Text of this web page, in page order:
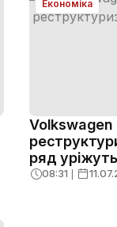
Економіка
Volkswagen
ряд уріжуть
08:31 ❘